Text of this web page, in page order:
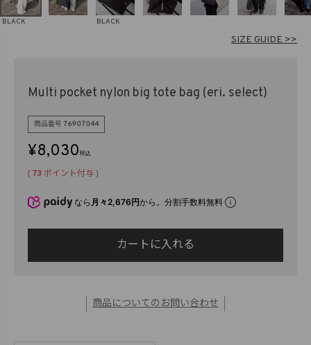
表示する 表示しない
BLACK BLACK
SIZE GUIDE >>
Multi pocket nylon big tote bag (eri. select)
商品番号 76907044
¥8,030 税込
[73ポイント付与 ]
なら 月々2,676円から。分割手数料無料
カートに入れる
商品についてのお問い合わせ